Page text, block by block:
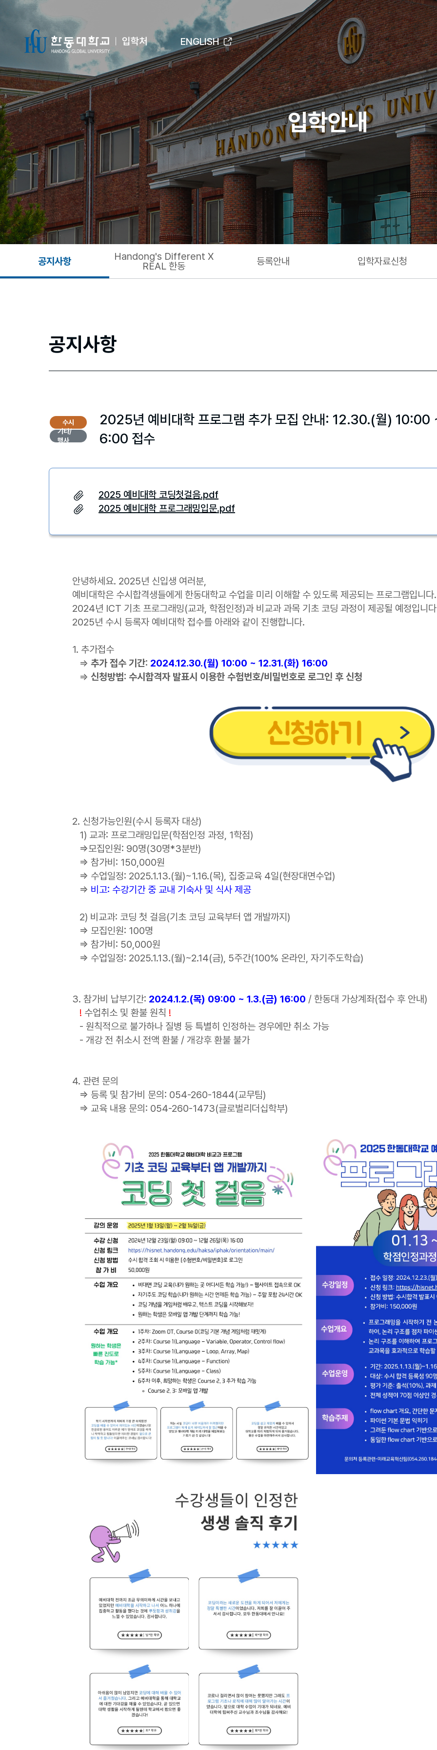
ENGLISH
입학안내
공지사항
Handong's Different X
REAL 한동
등록안내 입학자료신청
공지사항
수시
기타/
행사
2025년 예비대학 프로그램 추가 모집 안내: 12.30.(월) 10:00
6:00 접수
2025 예비대학 코딩첫걸음.pdf
2025 예비대학 프로그래밍입문.pdf
안녕하세요. 2025년 신입생 여러분,
예비대학은 수시합격생들에게 한동대학교 수업을 미리 이해할 수 있도록 제공되는 프로그램입니다.
2024년 ICT 기초 프로그래밍(교과, 학점인정)과 비교과 과목 기초 코딩 과정이 제공될 예정입니
2025년 수시 등록자 예비대학 접수를 아래와 같이 진행합니다.
1. 추가접수
⇒ 추가 접수 기간: 2024.12.30.(월) 10:00 ~ 12.31.(화) 16:00
⇒ 신청방법: 수시합격자 발표시 이용한 수험번호/비밀번호로 로그인 후 신청
2. 신청가능인원(수시 등록자 대상)
1) 교과: 프로그래밍입문(학점인정 과정, 1학점)
⇒모집인원: 90명(30명*3분반)
⇒ 참가비: 150,000원
⇒ 수업일정: 2025.1.13.(월)~1.16.(목), 집중교육 4일(현장대면수업)
⇒ 비고: 수강기간 중 교내 기숙사 및 식사 제공
2) 비교과: 코딩 첫 걸음(기초 코딩 교육부터 앱 개발까지)
⇒ 모집인원: 100명
⇒ 참가비: 50,000원
⇒ 수업일정: 2025.1.13.(월)~2.14(금), 5주간(100% 온라인, 자기주도학습)
3. 참가비 납부기간: 2024.1.2.(목) 09:00 ~ 1.3.(금) 16:00 / 한동대 가상계좌(접수 후 안내)
! 수업취소 및 환불 원칙 !
- 원칙적으로 불가하나 질병 등 특별히 인정하는 경우에만 취소 가능
- 개강 전 취소시 전액 환불 / 개강후 환불 불가
4. 관련 문의
⇒ 등록 및 참가비 문의: 054-260-1844(교무팀)
⇒ 교육 내용 문의: 054-260-1473(글로벌리더십학부)